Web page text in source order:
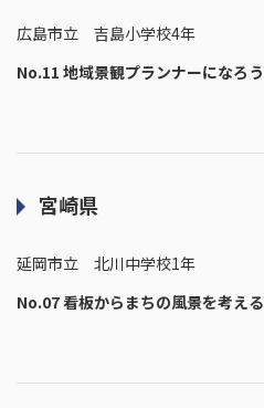
広島市立 吉島小学校4年
No.11 地域景観プランナーになろう
宮崎県
延岡市立 北川中学校1年
No.07 看板からまちの風景を考える